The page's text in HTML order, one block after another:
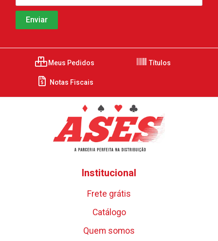
Meus Pedidos Títulos
Notas Fiscais
Institucional
Frete grátis
Catálogo
Quem somos